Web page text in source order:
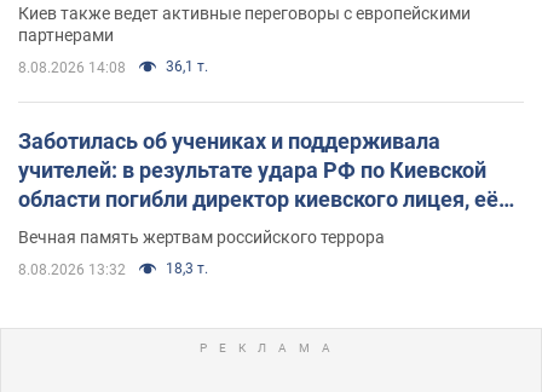
Киев также ведет активные переговоры с европейскими
партнерами
8.08.2026 14:08 36,1 т.
Заботилась об учениках и поддерживала
учителей: в результате удара РФ по Киевской
области погибли директор киевского лицея, её
муж и внук
Вечная память жертвам российского террора
8.08.2026 13:32 18,3 т.